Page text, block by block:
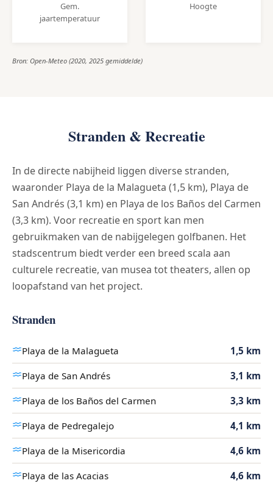
Gem.
jaartemperatuur
Hoogte
Bron: Open-Meteo (2020, 2025 gemiddelde)
Stranden & Recreatie
In de directe nabijheid liggen diverse stranden,
waaronder Playa de la Malagueta (1,5 km), Playa de
San Andrés (3,1 km) en Playa de los Baños del Carmen
(3,3 km). Voor recreatie en sport kan men
gebruikmaken van de nabijgelegen golfbanen. Het
stadscentrum biedt verder een breed scala aan
culturele recreatie, van musea tot theaters, allen op
loopafstand van het project.
Stranden
Playa de la Malagueta 1,5 km
Playa de San Andrés 3,1 km
Playa de los Baños del Carmen 3,3 km
Playa de Pedregalejo 4,1 km
Playa de la Misericordia 4,6 km
Playa de las Acacias 4,6 km